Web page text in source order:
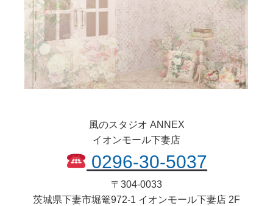
風のスタジオ ANNEX
イオンモール下妻店
0296-30-5037
〒 304-0033
茨城県下妻市堀篭972-1 イオンモール下妻店 2F